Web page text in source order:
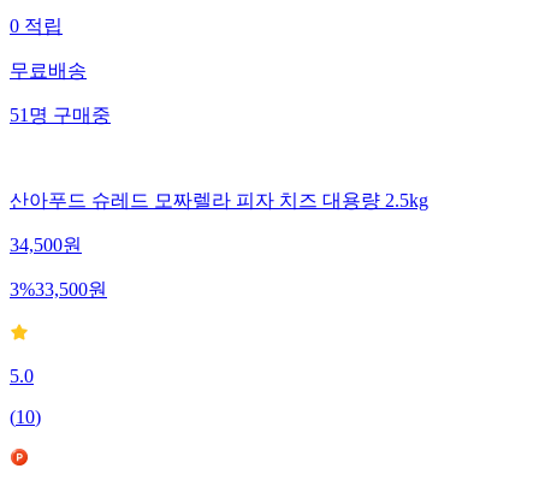
0적립
무료배송
51명구매중
산아푸드 슈레드 모짜렐라 피자 치즈 대용량 2.5kg
34,500원
3%33,500원
5.0
(10)